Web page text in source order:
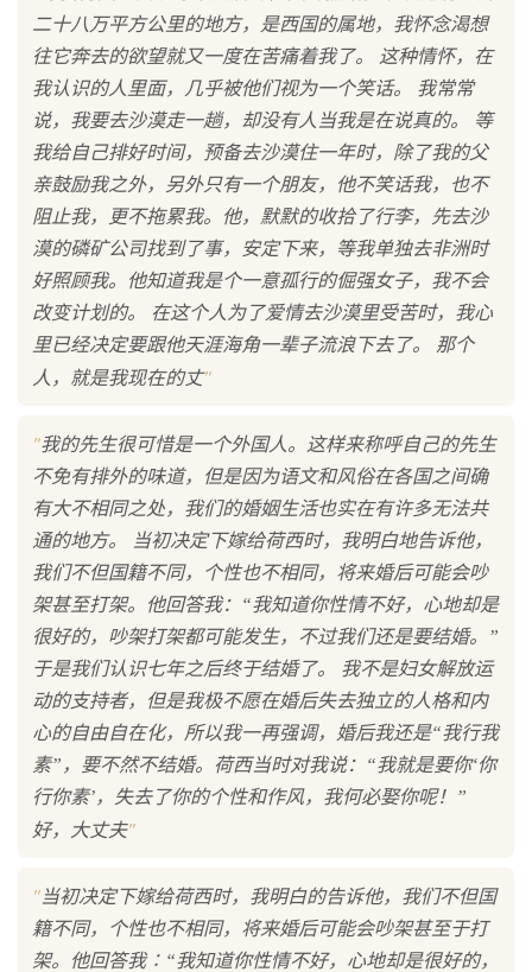
二十八万平方公里的地方，是西国的属地，我怀念渴想
往它奔去的欲望就又一度在苦痛着我了。 这种情怀，在
我认识的人里面，几乎被他们视为一个笑话。 我常常
说，我要去沙漠走一趟，却没有人当我是在说真的。 等
我给自己排好时间，预备去沙漠住一年时，除了我的父
亲鼓励我之外，另外只有一个朋友，他不笑话我，也不
阻止我，更不拖累我。他，默默的收拾了行李，先去沙
漠的磷矿公司找到了事，安定下来，等我单独去非洲时
好照顾我。他知道我是个一意孤行的倔强女子，我不会
改变计划的。 在这个人为了爱情去沙漠里受苦时，我心
里已经决定要跟他天涯海角一辈子流浪下去了。 那个
人，就是我现在的丈"
"我的先生很可惜是一个外国人。这样来称呼自己的先生
不免有排外的味道，但是因为语文和风俗在各国之间确
有大不相同之处，我们的婚姻生活也实在有许多无法共
通的地方。 当初决定下嫁给荷西时，我明白地告诉他，
我们不但国籍不同，个性也不相同，将来婚后可能会吵
架甚至打架。他回答我：“我知道你性情不好，心地却是
很好的，吵架打架都可能发生，不过我们还是要结婚。”
于是我们认识七年之后终于结婚了。 我不是妇女解放运
动的支持者，但是我极不愿在婚后失去独立的人格和内
心的自由自在化，所以我一再强调，婚后我还是“我行我
素”，要不然不结婚。荷西当时对我说：“我就是要你‘你
行你素’，失去了你的个性和作风，我何必娶你呢！”
好，大丈夫"
"当初决定下嫁给荷西时，我明白的告诉他，我们不但国
籍不同，个性也不相同，将来婚后可能会吵架甚至于打
架。他回答我∶“我知道你性情不好，心地却是很好的，